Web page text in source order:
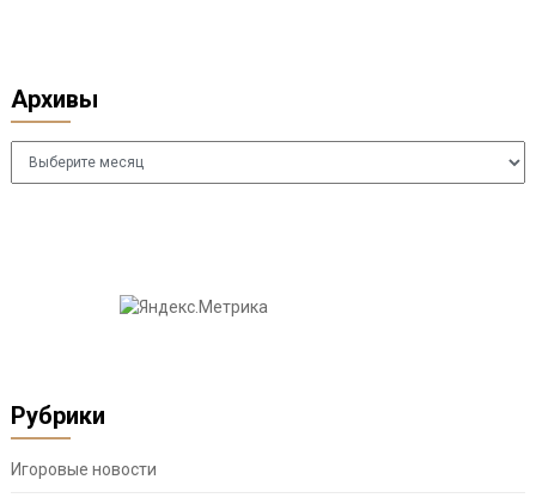
Архивы
Архивы
Рубрики
Игоровые новости